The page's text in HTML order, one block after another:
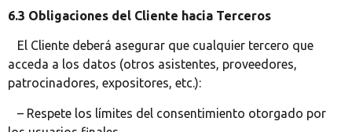
6.3 Obligaciones del Cliente hacia Terceros
El Cliente deberá asegurar que cualquier tercero que
acceda a los datos (otros asistentes, proveedores,
patrocinadores, expositores, etc.):
– Respete los límites del consentimiento otorgado por